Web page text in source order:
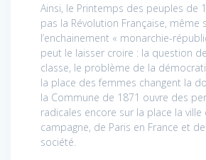
Ainsi, le Printemps des peuples de
pas la Révolution Française, même
l’enchainement « monarchie-
peut le laisser croire : la question
classe, le problème de la
la place des femmes changent la
la Commune de 1871 ouvre des
radicales encore sur la place la ville
campagne, de Paris en France et
société.